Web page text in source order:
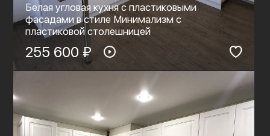
Белая угловая кухня с пластиковыми
фасадами в стиле Минимализм с
пластиковой столешницей
255 600 ₽